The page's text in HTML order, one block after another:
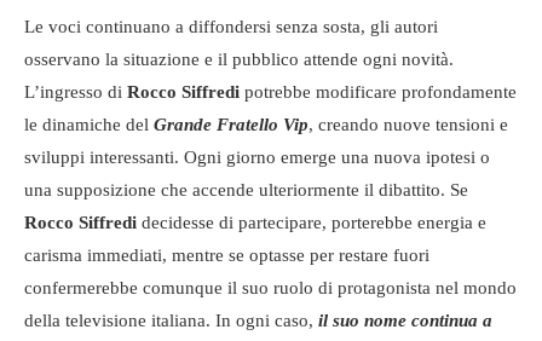
Le voci continuano a diffondersi senza sosta, gli autori
osservano la situazione e il pubblico attende ogni novità.
L’ingresso di Rocco Siffredi potrebbe modificare profondamente
le dinamiche del Grande Fratello Vip, creando nuove tensioni e
sviluppi interessanti. Ogni giorno emerge una nuova ipotesi o
una supposizione che accende ulteriormente il dibattito. Se
Rocco Siffredi decidesse di partecipare, porterebbe energia e
carisma immediati, mentre se optasse per restare fuori
confermerebbe comunque il suo ruolo di protagonista nel mondo
della televisione italiana. In ogni caso, il suo nome continua a